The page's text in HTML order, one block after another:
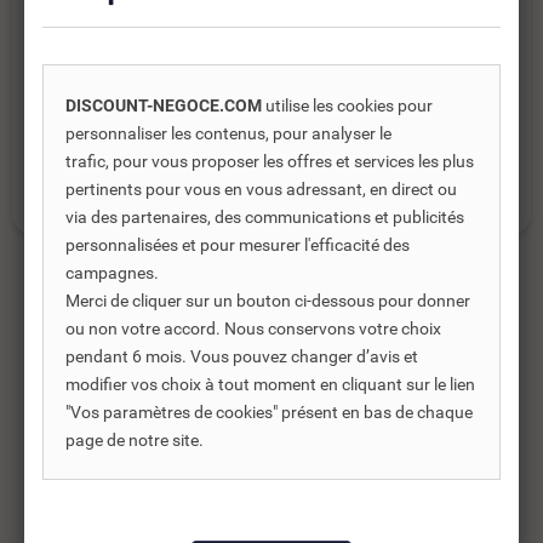
Catégories :
AÉRATEURS, EXTRACTEUR D'AIR
Produits complémentaires
Les produits complémentaires sont généralement des
produits connexes ou associés. Ils vous permettent soit
d’améliorer l’utilisation soit répondre à des besoins
supplémentaires.
DISCOUNT-NEGOCE.COM utilise les cookies pour
personnaliser les contenus, pour analyser le
trafic, pour vous proposer les offres et services les plus
pertinents pour vous en vous adressant, en direct ou
via des partenaires, des communications et publicités
personnalisées et pour mesurer l'efficacité des
campagnes.
Merci de cliquer sur un bouton ci-dessous pour donner
ou non votre accord. Nous conservons votre choix
pendant 6 mois. Vous pouvez changer d’avis et
modifier vos choix à tout moment en cliquant sur le lien
"Vos paramètres de cookies" présent en bas de chaque
page de notre site.